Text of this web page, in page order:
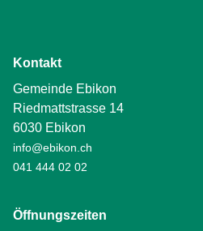
Kontakt
Gemeinde Ebikon
Riedmattstrasse 14
6030 Ebikon
info@ebikon.ch
041 444 02 02
Öffnungszeiten